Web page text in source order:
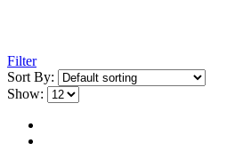
Filter
Sort By:
Show: